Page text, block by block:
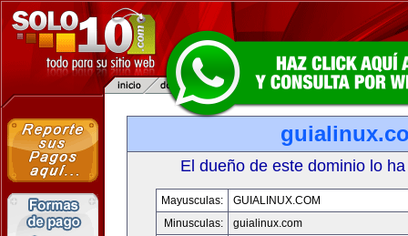
El dueño de este dominio lo
Mayusculas:
GUIALINUX.COM
Minusculas:
guialinux.com